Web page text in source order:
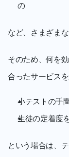
の
など、さまざま
そのため、何を
合ったサービス
小テストの手
生徒の定着度
という場合は、